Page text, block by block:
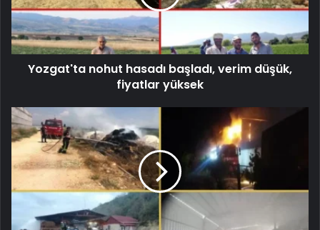
Yozgat'ta nohut hasadı başladı, verim düşük,
fiyatlar yüksek